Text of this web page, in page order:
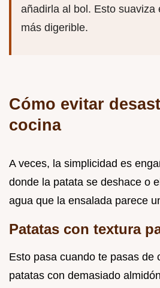
añadirla al bol. Esto suaviza
más digerible.
Cómo evitar
cocina
A veces, la simplicidad es
donde la patata se deshace o
agua que la ensalada parece
Patatas con textura
Esto pasa cuando te pasas de
patatas con demasiado